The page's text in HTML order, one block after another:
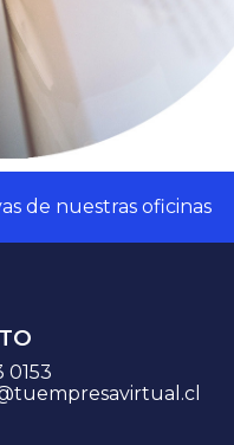
de nuestras oficinas
0153